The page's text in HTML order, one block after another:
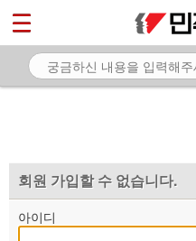
회원 가입할 수 없습니다.
아이디
마이페이지
소개
자료
부설기관